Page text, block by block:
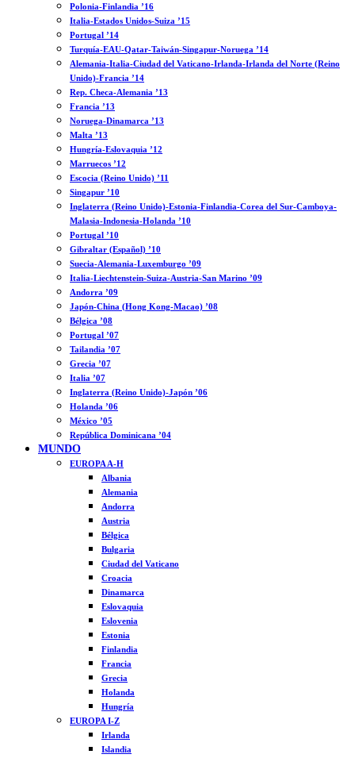
Polonia-Finlandia ’16
Italia-Estados Unidos-Suiza ’15
Portugal ’14
Turquía-EAU-Qatar-Taiwán-Singapur-Noruega ’14
Alemania-Italia-Ciudad del Vaticano-Irlanda-Irlanda del Norte (Reino
Unido)-Francia ’14
Rep. Checa-Alemania ’13
Francia ’13
Noruega-Dinamarca ’13
Malta ’13
Hungría-Eslovaquia ’12
Marruecos ’12
Escocia (Reino Unido) ’11
Singapur ’10
Inglaterra (Reino Unido)-Estonia-Finlandia-Corea del Sur-Camboya-
Malasia-Indonesia-Holanda ’10
Portugal ’10
Gibraltar (Español) ’10
Suecia-Alemania-Luxemburgo ’09
Italia-Liechtenstein-Suiza-Austria-San Marino ’09
Andorra ’09
Japón-China (Hong Kong-Macao) ’08
Bélgica ’08
Portugal ’07
Tailandia ’07
Grecia ’07
Italia ’07
Inglaterra (Reino Unido)-Japón ’06
Holanda ’06
México ’05
República Dominicana ’04
MUNDO
EUROPA A-H
Albania
Alemania
Andorra
Austria
Bélgica
Bulgaria
Ciudad del Vaticano
Croacia
Dinamarca
Eslovaquia
Eslovenia
Estonia
Finlandia
Francia
Grecia
Holanda
Hungría
EUROPA I-Z
Irlanda
Islandia